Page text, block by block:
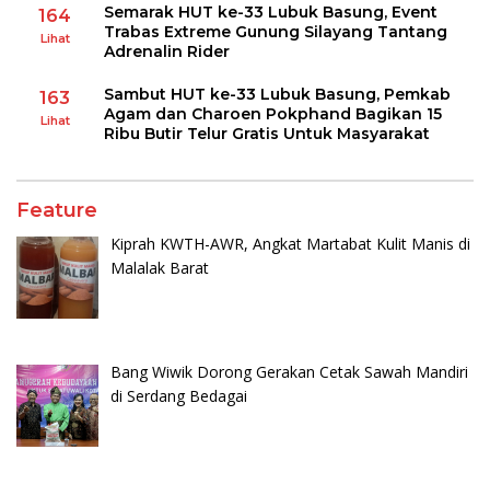
164
Lihat
Semarak HUT ke-33 Lubuk Basung, Event
Trabas Extreme Gunung Silayang Tantang
Adrenalin Rider
163
Lihat
Sambut HUT ke-33 Lubuk Basung, Pemkab
Agam dan Charoen Pokphand Bagikan 15
Ribu Butir Telur Gratis Untuk Masyarakat
Feature
Kiprah KWTH-AWR, Angkat Martabat Kulit Manis di
Malalak Barat
Bang Wiwik Dorong Gerakan Cetak Sawah Mandiri
di Serdang Bedagai